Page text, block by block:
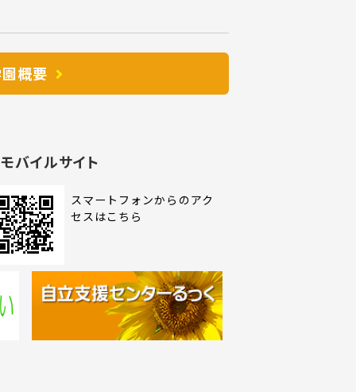
概要
モバイルサイト
スマートフォンからのアク
セスはこちら